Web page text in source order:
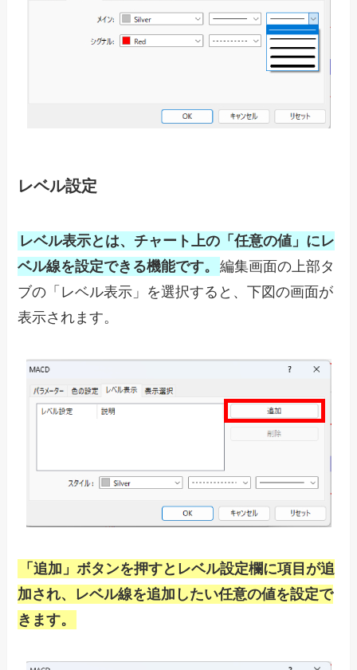
レベル設定
レベル表示とは、チャート上の「任意の値」にレ
ベル線を設定できる機能です。 編集画面の上部タ
ブの「レベル表示」を選択すると、下図の画面が
表示されます。
「追加」ボタンを押すとレベル設定欄に項目が追
加され、レベル線を追加したい任意の値を設定で
きます。